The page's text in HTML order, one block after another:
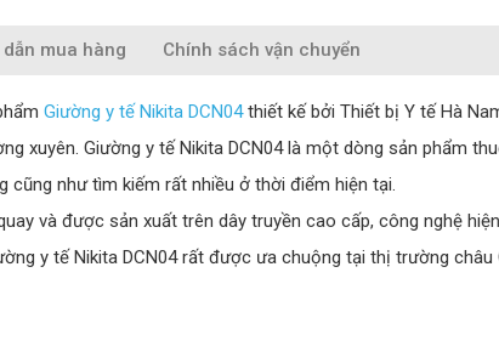
mua hàng Chính sách vận chuyển
Giường y tế Nikita DCN04thiết kế bởi Thiết bị Y tế Hà
xuyên. Giường y tế Nikita DCN04 là một dòng sản phẩm
cũng như tìm kiếm rất nhiều ở thời điểm hiện tại.
và được sản xuất trên dây truyền cao cấp, công nghệ
y tế Nikita DCN04 rất được ưa chuộng tại thị trường châu